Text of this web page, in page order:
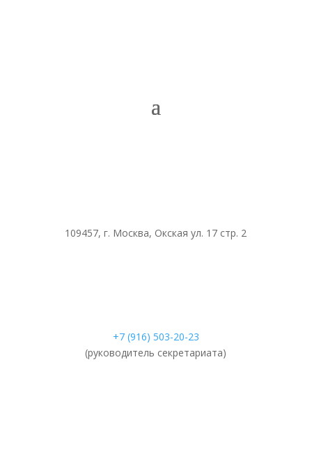
109457, г. Москва, Окская ул. 17 стр. 2
+7 (916) 503-20-23
(руководитель секретариата)